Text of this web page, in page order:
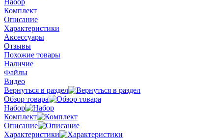
Комплект
Описание
Характеристики
Аксессуары
Отзывы
Похожие товары
Наличие
Файлы
Видео
Вернуться в раздел
Обзор товара
Набор
Комплект
Описание
Характеристики